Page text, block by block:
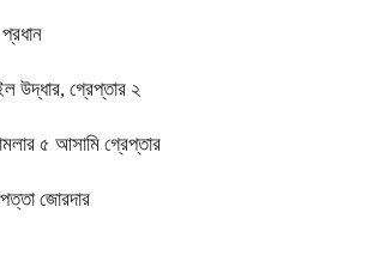
উদ্ধার, গ্রেপ্তার ২
৫ আসামি গ্রেপ্তার
জোরদার